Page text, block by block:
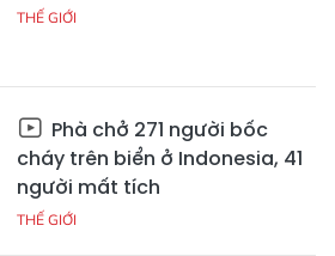
THẾ GIỚI
Phà chở 271 người bốc
cháy trên biển ở Indonesia, 41
người mất tích
THẾ GIỚI